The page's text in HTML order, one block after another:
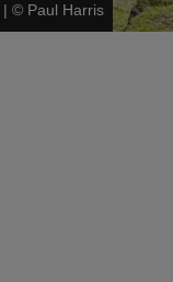
| © Paul Harris